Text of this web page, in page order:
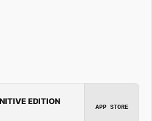
EDITION
APP STORE